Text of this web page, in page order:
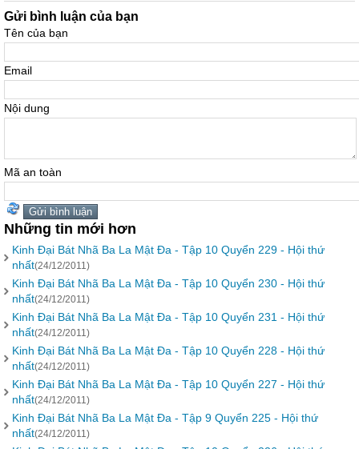
Gửi bình luận của bạn
Tên của bạn
Email
Nội dung
Mã an toàn
Những tin mới hơn
Kinh Đại Bát Nhã Ba La Mật Đa - Tập 10 Quyển 229 - Hội thứ
nhất(24/12/2011)
Kinh Đại Bát Nhã Ba La Mật Đa - Tập 10 Quyển 230 - Hội thứ
nhất(24/12/2011)
Kinh Đại Bát Nhã Ba La Mật Đa - Tập 10 Quyển 231 - Hội thứ
nhất(24/12/2011)
Kinh Đại Bát Nhã Ba La Mật Đa - Tập 10 Quyển 228 - Hội thứ
nhất(24/12/2011)
Kinh Đại Bát Nhã Ba La Mật Đa - Tập 10 Quyển 227 - Hội thứ
nhất(24/12/2011)
Kinh Đại Bát Nhã Ba La Mật Đa - Tập 9 Quyển 225 - Hội thứ
nhất(24/12/2011)